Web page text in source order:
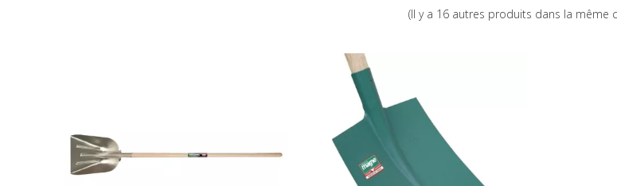
(Il y a 16 autres produits dans la même